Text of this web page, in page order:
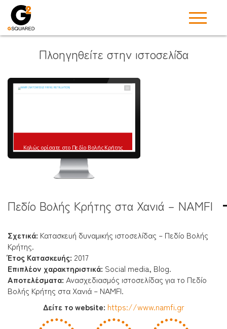
Πλοηγηθείτε στην ιστοσελίδα
Πεδίο Βολής Κρήτης στα Χανιά – NAMFI
Σχετικά: Κατασκευή δυναμικής ιστοσελίδας – Πεδίο Βολής
Κρήτης.
Έτος Κατασκευής: 2017
Επιπλέον χαρακτηριστικά: Social media, Blog.
Αποτελέσματα: Ανασχεδιασμός ιστοσελίδας για το Πεδίο
Βολής Κρήτης στα Χανιά – NAMFI.
Δείτε το website: https://www.namfi.gr